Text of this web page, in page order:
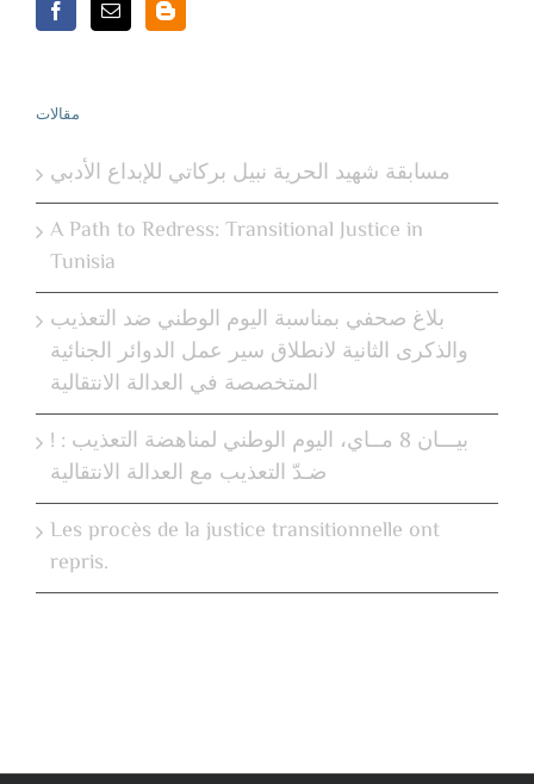
مقالات
مسابقة شهيد الحرية نبيل بركاتي للإبداع الأدبي
A Path to Redress: Transitional Justice in
Tunisia
بلاغ صحفي بمناسبة اليوم الوطني ضد التعذيب
والذكرى الثانية لانطلاق سير عمل الدوائر الجنائية
المتخصصة في العدالة الانتقالية
! بيـــان 8 مــاي، اليوم الوطني لمناهضة التعذيب :
ضـدّ التعذيب مع العدالة الانتقالية
Les procès de la justice transitionnelle ont
repris.